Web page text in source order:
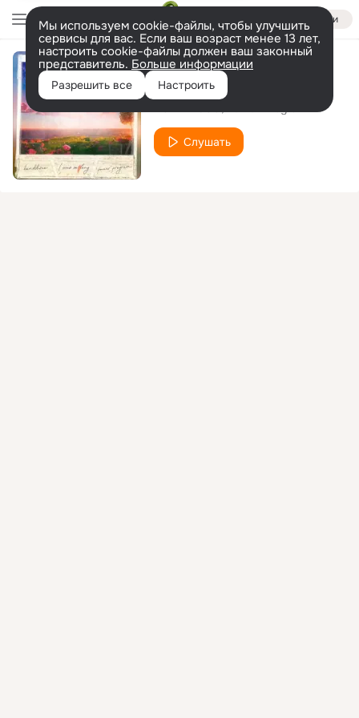
Войти
Мы используем cookie-файлы, чтобы улучшить
сервисы для вас. Если ваш возраст менее 13 лет,
настроить cookie-файлы должен ваш законный
представитель. Больше информации
Разрешить все Настроить
I Was so Long
Слушать